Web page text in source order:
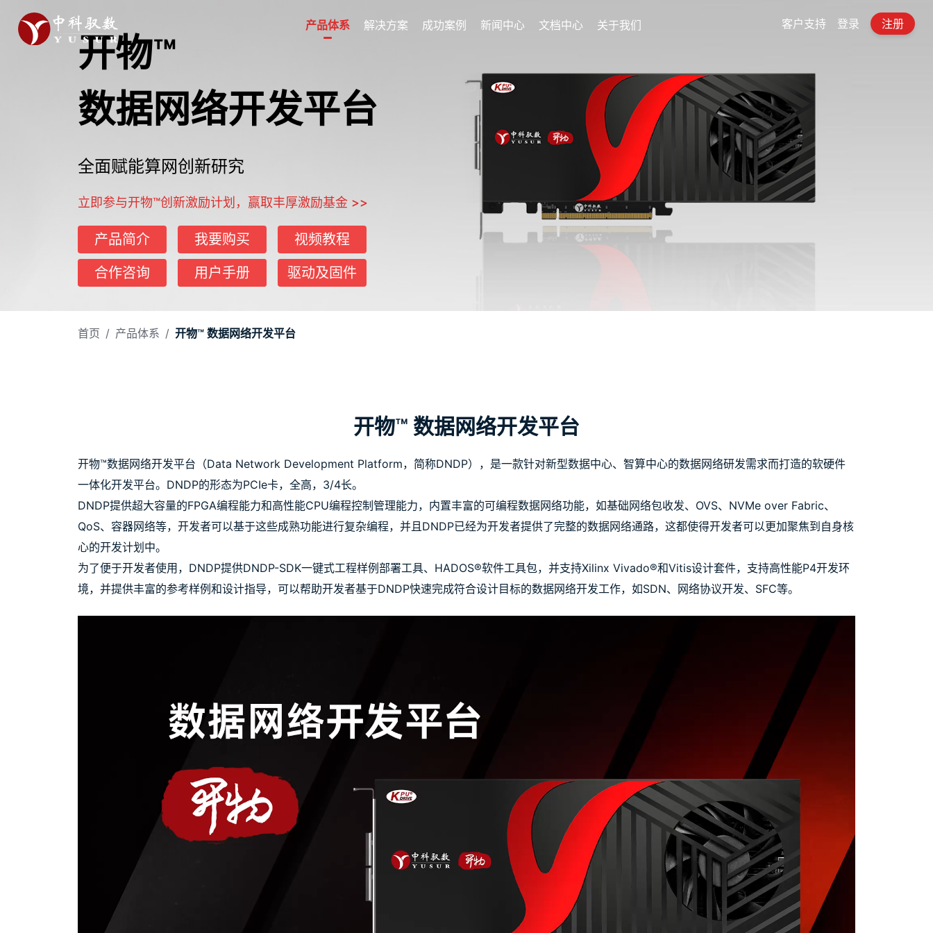
产品体系 解决方案 成功案例 新闻中心 文档中心 关于我们 客户支持 登录 注册
开物™
数据网络开发平台
全面赋能算网创新研究
立即参与开物™创新激励计划，赢取丰厚激励基金 >>
产品简介
合作咨询
我要购买
用户手册
视频教程
驱动及固件
首页 / 产品体系 / 开物™ 数据网络开发平台
开物™ 数据网络开发平台
开物™数据网络开发平台（Data Network Development Platform，简称DNDP），是一款针对新型数据中心、智算中心的数据网络研发需求而打造的软硬件
一体化开发平台。DNDP的形态为PCIe卡，全高，3/4长。
DNDP提供超大容量的FPGA编程能力和高性能CPU编程控制管理能力，内置丰富的可编程数据网络功能，如基础网络包收发、OVS、NVMe over Fabric、
QoS、容器网络等，开发者可以基于这些成熟功能进行复杂编程，并且DNDP已经为开发者提供了完整的数据网络通路，这都使得开发者可以更加聚焦到自身核
心的开发计划中。
为了便于开发者使用，DNDP提供DNDP-SDK一键式工程样例部署工具、HADOS®软件工具包，并支持Xilinx Vivado®和Vitis设计套件，支持高性能P4开发环
境，并提供丰富的参考样例和设计指导，可以帮助开发者基于DNDP快速完成符合设计目标的数据网络开发工作，如SDN、网络协议开发、SFC等。